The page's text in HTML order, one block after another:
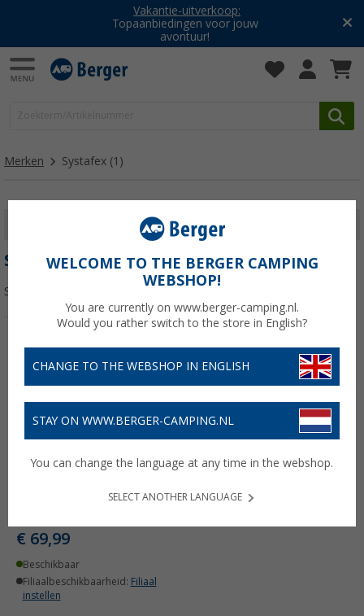
Vakantie-uitverkoop:
Topaanbiedingen voor jouw
avontuur!
Merken Systafex (1)
FILTER WEERGEVEN
SYSTAFEX
Sorteren:
€ 69,99
Beschikbaar
Filiaalbeschikbaarheid: Filiaal
instellen
WELCOME TO THE BERGER CAMPING
WEBSHOP!
You are currently on www.berger-camping.nl.
Would you rather switch to the store in English?
CHANGE TO THE WEBSHOP IN ENGLISH
STAY ON WWW.BERGER-CAMPING.NL
You can change the language at any time in the webshop.
SELECT ANOTHER LANGUAGE